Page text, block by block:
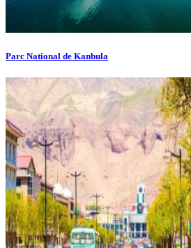
Parc National de Kanbula